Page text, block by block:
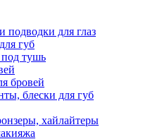
подводки для глаз
губ
тушь
бровей
блески для губ
хайлайтеры